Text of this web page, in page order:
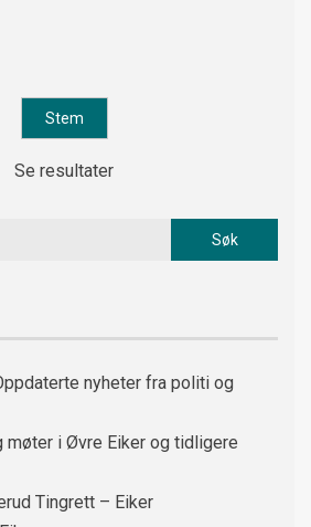
Se resultater
nyheter fra politi og
møter i Øvre Eiker og tidligere
Tingrett – Eiker